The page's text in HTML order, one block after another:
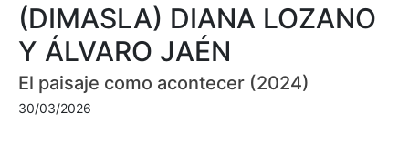
(DIMASLA) DIANA LOZANO
Y ÁLVARO JAÉN
El paisaje como acontecer (2024)
30/03/2026